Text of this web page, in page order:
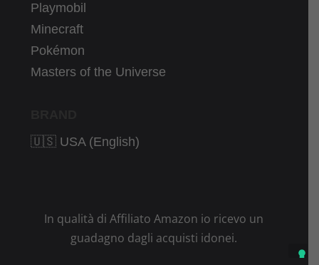
Playmobil
Minecraft
Pokémon
Masters of the Universe
🇺🇸 USA (English)
In qualità di Affiliato Amazon io ricevo un
guadagno dagli acquisti idonei.